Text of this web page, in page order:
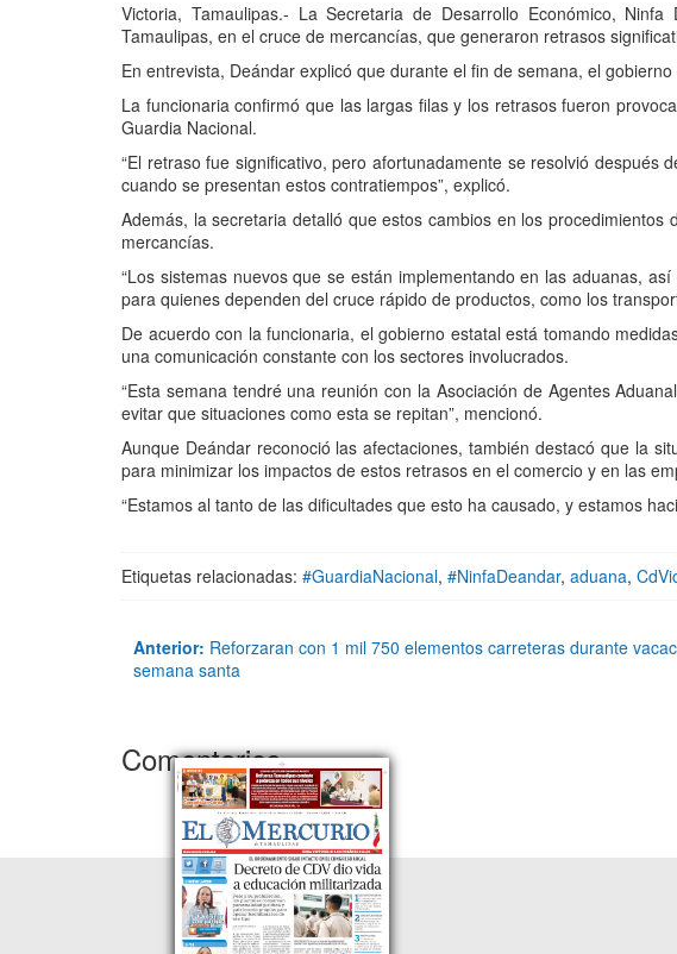
Victoria, Tamaulipas.- La Secretaria de Desarrollo Económico,
Tamaulipas, en el cruce de mercancías, que generaron retrasos
En entrevista, Deándar explicó que durante el fin de semana, el
La funcionaria confirmó que las largas filas y los retrasos fueron
Guardia Nacional.
“El retraso fue significativo, pero afortunadamente se resolvió
cuando se presentan estos contratiempos”, explicó.
Además, la secretaria detalló que estos cambios en los
mercancías.
“Los sistemas nuevos que se están implementando en las aduanas,
para quienes dependen del cruce rápido de productos, como los
De acuerdo con la funcionaria, el gobierno estatal está tomando
una comunicación constante con los sectores involucrados.
“Esta semana tendré una reunión con la Asociación de Agentes
evitar que situaciones como esta se repitan”, mencionó.
Aunque Deándar reconoció las afectaciones, también destacó que la
para minimizar los impactos de estos retrasos en el comercio y en las
“Estamos al tanto de las dificultades que esto ha causado, y estamos
Etiquetas relacionadas: #GuardiaNacional, #NinfaDeandar, aduana,
Anterior: Reforzaran con 1 mil 750 elementos carreteras durante
semana santa
Comentarios